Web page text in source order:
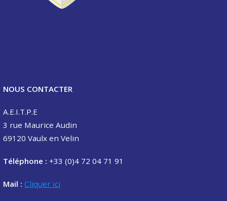
NOUS CONTACTER
A.E.I.T.P.E
3 rue Maurice Audin
69120 Vaulx en Velin
Téléphone : +33 (0)4 72 04 71 91
Mail : Cliquer ici